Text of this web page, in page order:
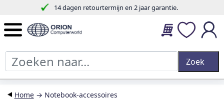
14 dagen retourtermijn en 2 jaar garantie.
Home→ Notebook-accessoires